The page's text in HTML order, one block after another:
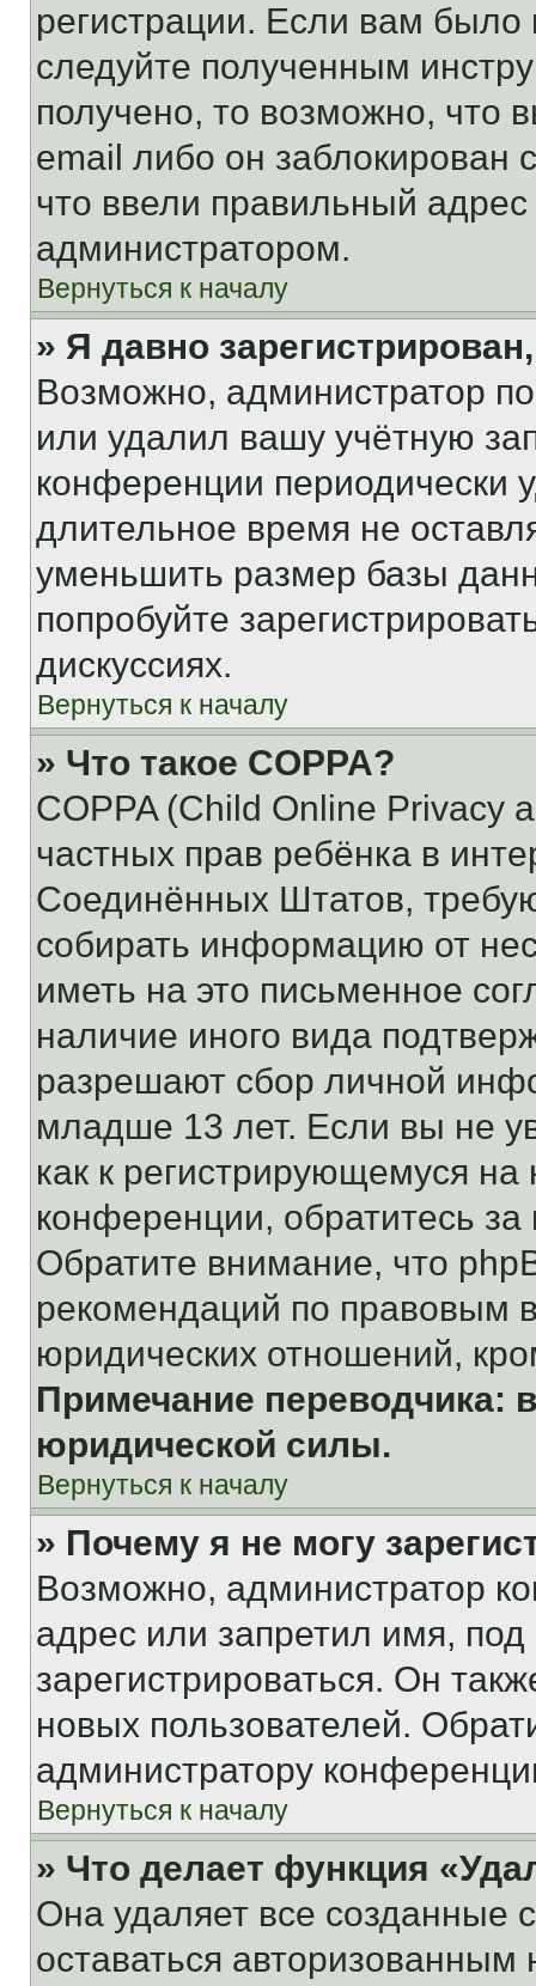
регистрации. Если вам
следуйте полученным
получено, то возможно, что
email либо он
что ввели правильный адрес
администратором.
Вернуться к началу
» Я давно
Возможно, администратор
или удалил вашу учётную
конференции периодически
длительное время не
уменьшить размер базы
попробуйте
дискуссиях.
Вернуться к началу
» Что такое COPPA?
COPPA (Child Online Privacy
частных прав ребёнка в
Соединённых Штатов,
собирать информацию от
иметь на это письменное
наличие иного вида
разрешают сбор личной
младше 13 лет. Если вы не
как к регистрирующемуся
конференции, обратитесь
Обратите внимание, что
рекомендаций по правовым
юридических отношений,
Примечание переводчика:
юридической силы.
Вернуться к началу
» Почему я не могу
Возможно, администратор
адрес или запретил имя,
зарегистрироваться. Он
новых пользователей.
администратору
Вернуться к началу
» Что делает функция
Она удаляет все созданные
оставаться